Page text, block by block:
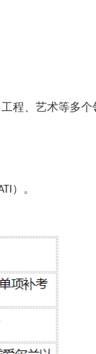
程、艺术等多个
）。